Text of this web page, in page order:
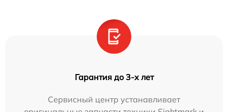
Гарантия до 3-х лет
Сервисный центр устанавливает